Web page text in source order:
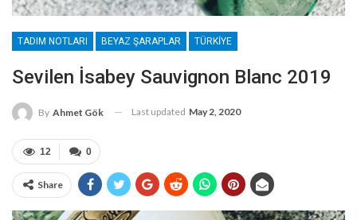
TADIM NOTLARI BEYAZ ŞARAPLAR TÜRKIYE
Sevilen İsabey Sauvignon Blanc 2019
By Ahmet Gök Last updated May 2, 2020
0
12
Share